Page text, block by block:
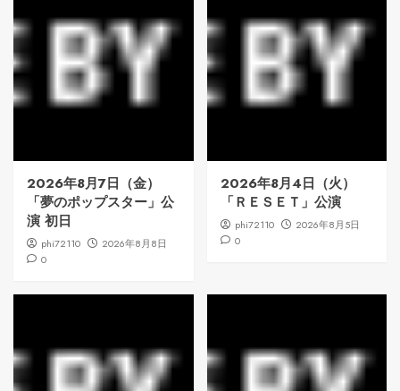
2026年8月7日（金）
「夢のポップスター」公
演 初日
phi72110
2026年8月8日
0
2026年8月4日（火）
「ＲＥＳＥＴ」公演
phi72110
2026年8月5日
0